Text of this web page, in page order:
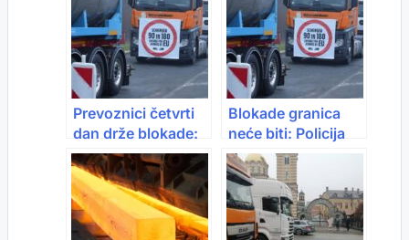
Prevoznici četvrti
dan drže blokade:
Granice zatvorene
za kamione, šteta i
do 100 miliona eura
dnevno
Blokade granica
neće biti: Policija
zabranila proteste
u ZHK